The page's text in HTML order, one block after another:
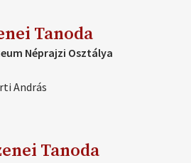
Tanoda
Néprajzi Osztálya
András
Tanoda